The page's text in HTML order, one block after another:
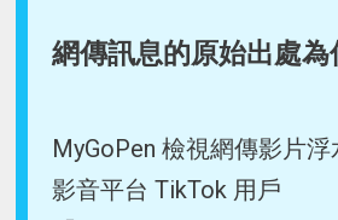
網傳訊息的原始出處為
MyGoPen 檢視網傳影片
影音平台 TikTok 用戶